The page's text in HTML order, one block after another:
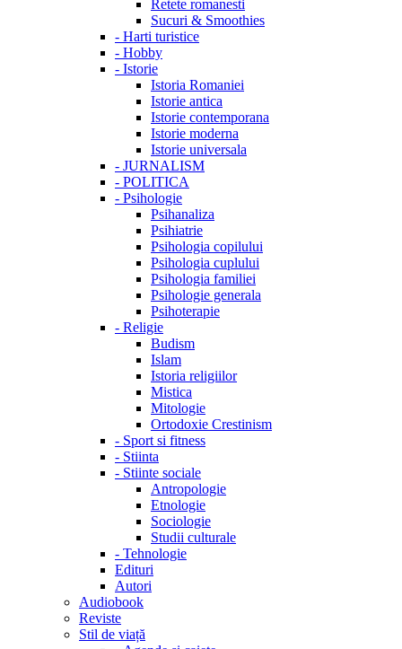
Retete romanesti
Sucuri & Smoothies
- Harti turistice
- Hobby
- Istorie
Istoria Romaniei
Istorie antica
Istorie contemporana
Istorie moderna
Istorie universala
- JURNALISM
- POLITICA
- Psihologie
Psihanaliza
Psihiatrie
Psihologia copilului
Psihologia cuplului
Psihologia familiei
Psihologie generala
Psihoterapie
- Religie
Budism
Islam
Istoria religiilor
Mistica
Mitologie
Ortodoxie Crestinism
- Sport si fitness
- Stiinta
- Stiinte sociale
Antropologie
Etnologie
Sociologie
Studii culturale
- Tehnologie
Edituri
Autori
Audiobook
Reviste
Stil de viață